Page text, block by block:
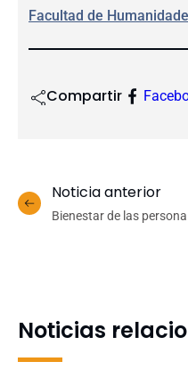
Facultad de
Compartir
Noticia anterior
Bienestar de las
Noticias